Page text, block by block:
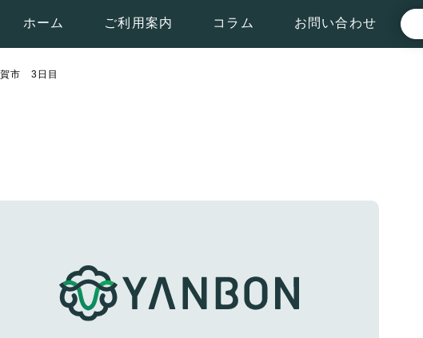
ホーム ご利用案内 コラム お問い合わせ
市 3日目